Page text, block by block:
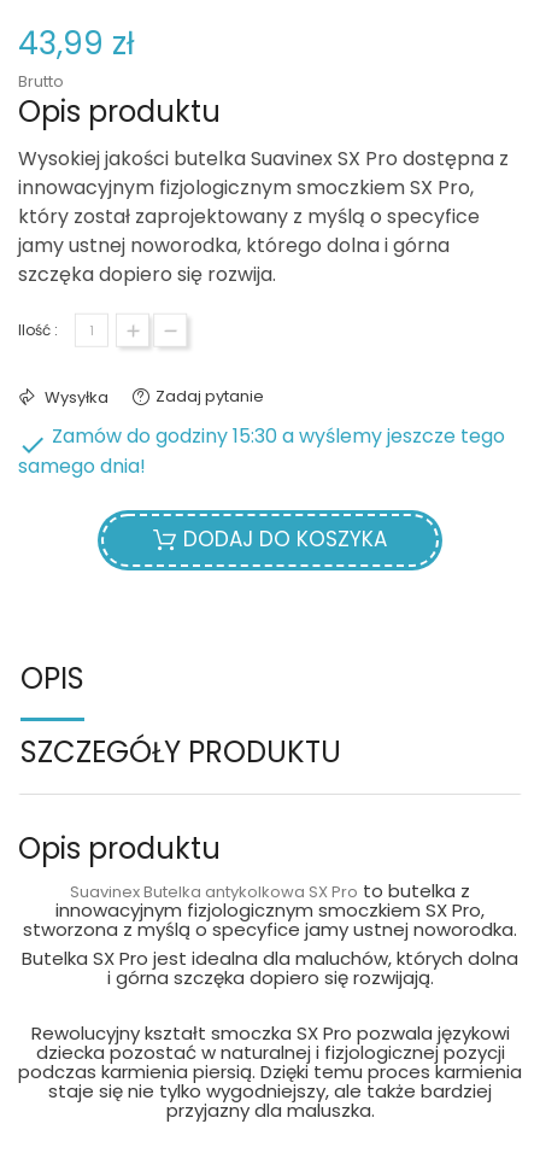
43,99 zł
Brutto
Opis produktu
Wysokiej jakości butelka Suavinex SX Pro dostępna z
innowacyjnym fizjologicznym smoczkiem SX Pro,
który został zaprojektowany z myślą o specyfice
jamy ustnej noworodka, którego dolna i górna
szczęka dopiero się rozwija.
Ilość :
Wysyłka Zadaj pytanie
 Zamów do godziny 15:30 a wyślemy jeszcze tego
samego dnia!
DODAJ DO KOSZYKA
OPIS
SZCZEGÓŁY PRODUKTU
Opis produktu
Suavinex Butelka antykolkowa SX Pro to butelka z
innowacyjnym fizjologicznym smoczkiem SX Pro,
stworzona z myślą o specyfice jamy ustnej noworodka.
Butelka SX Pro jest idealna dla maluchów, których dolna
i górna szczęka dopiero się rozwijają.
Rewolucyjny kształt smoczka SX Pro pozwala językowi
dziecka pozostać w naturalnej i fizjologicznej pozycji
podczas karmienia piersią. Dzięki temu proces karmienia
staje się nie tylko wygodniejszy, ale także bardziej
przyjazny dla maluszka.